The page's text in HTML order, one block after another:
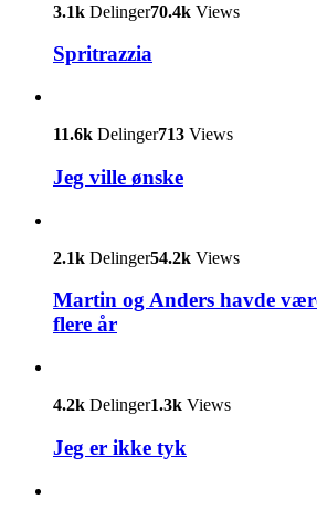
3.1k Delinger70.4k Views
Spritrazzia
11.6k Delinger713 Views
Jeg ville ønske
2.1k Delinger54.2k Views
Martin og Anders havde
flere år
4.2k Delinger1.3k Views
Jeg er ikke tyk